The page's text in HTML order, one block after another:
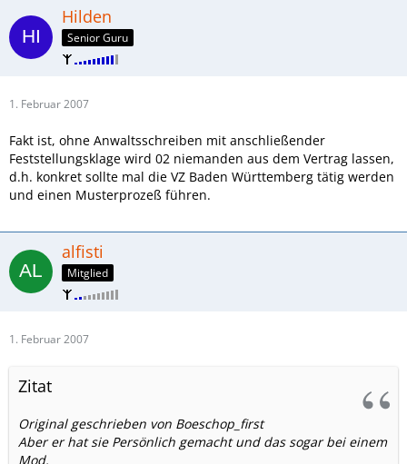
Hilden
Senior Guru
1. Februar 2007
Fakt ist, ohne Anwaltsschreiben mit anschließender
Feststellungsklage wird 02 niemanden aus dem Vertrag lassen,
d.h. konkret sollte mal die VZ Baden Württemberg tätig werden
und einen Musterprozeß führen.
alfisti
Mitglied
1. Februar 2007
Zitat
Original geschrieben von Boeschop_first
Aber er hat sie Persönlich gemacht und das sogar bei einem
Mod.